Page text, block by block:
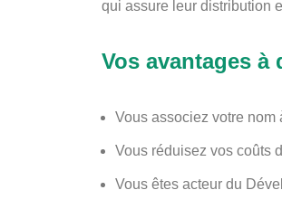
qui assure leur distribution
Vos avantages à
Vous associez votre
Vous réduisez vos coûts
Vous êtes acteur du